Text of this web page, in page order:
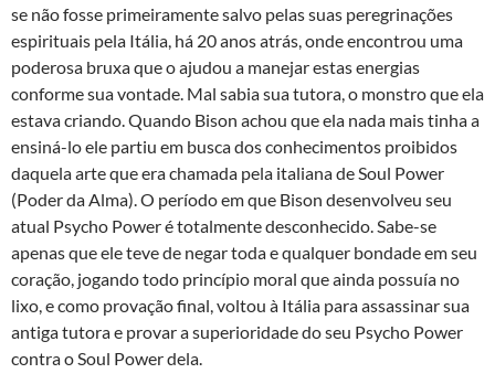
se não fosse primeiramente salvo pelas suas peregrinações
espirituais pela Itália, há 20 anos atrás, onde encontrou uma
poderosa bruxa que o ajudou a manejar estas energias
conforme sua vontade. Mal sabia sua tutora, o monstro que ela
estava criando. Quando Bison achou que ela nada mais tinha a
ensiná-lo ele partiu em busca dos conhecimentos proibidos
daquela arte que era chamada pela italiana de Soul Power
(Poder da Alma). O período em que Bison desenvolveu seu
atual Psycho Power é totalmente desconhecido. Sabe-se
apenas que ele teve de negar toda e qualquer bondade em seu
coração, jogando todo princípio moral que ainda possuía no
lixo, e como provação final, voltou à Itália para assassinar sua
antiga tutora e provar a superioridade do seu Psycho Power
contra o Soul Power dela.